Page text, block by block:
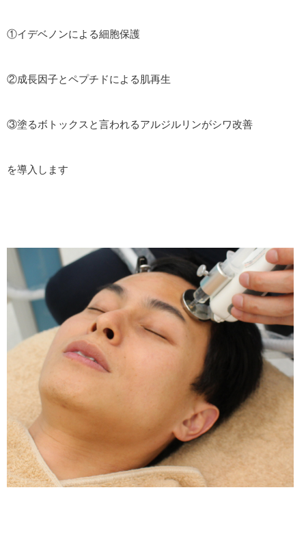
①イデベノンによる細胞保護
②成長因子とペプチドによる肌再生
③塗るボトックスと言われるアルジルリンがシワ改善
を導入します